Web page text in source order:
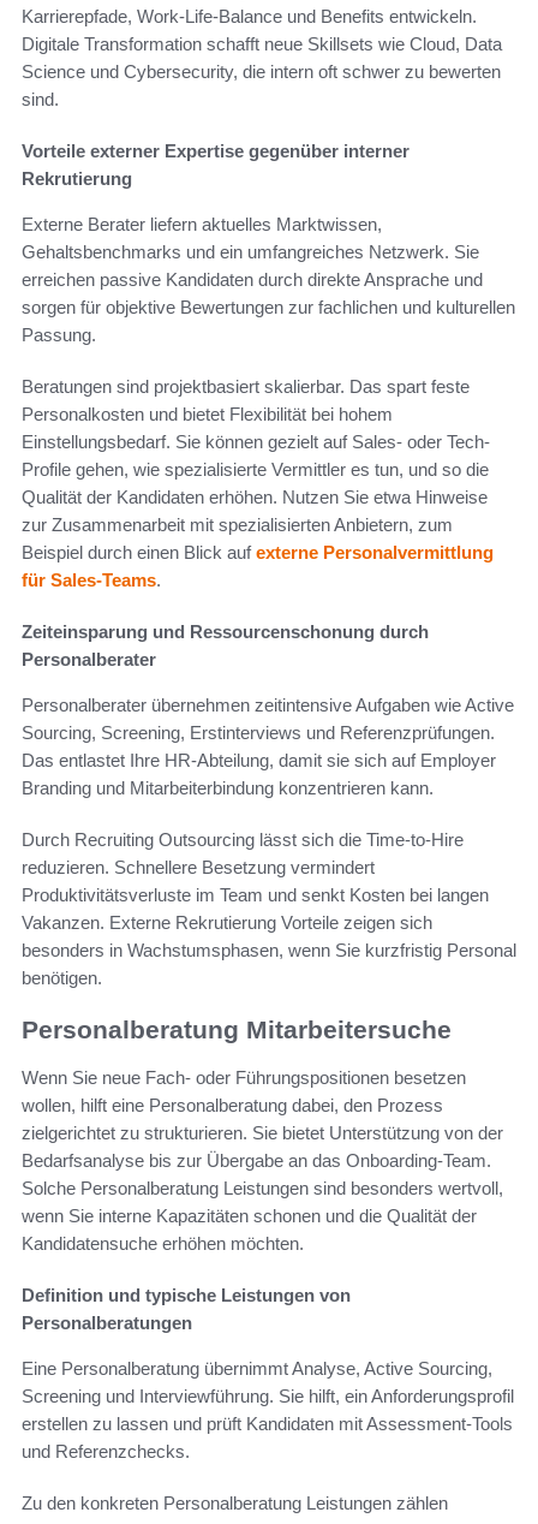
Karrierepfade, Work-Life-Balance und Benefits entwickeln.
Digitale Transformation schafft neue Skillsets wie Cloud, Data
Science und Cybersecurity, die intern oft schwer zu bewerten
sind.
Vorteile externer Expertise gegenüber interner
Rekrutierung
Externe Berater liefern aktuelles Marktwissen,
Gehaltsbenchmarks und ein umfangreiches Netzwerk. Sie
erreichen passive Kandidaten durch direkte Ansprache und
sorgen für objektive Bewertungen zur fachlichen und kulturellen
Passung.
Beratungen sind projektbasiert skalierbar. Das spart feste
Personalkosten und bietet Flexibilität bei hohem
Einstellungsbedarf. Sie können gezielt auf Sales- oder Tech-
Profile gehen, wie spezialisierte Vermittler es tun, und so die
Qualität der Kandidaten erhöhen. Nutzen Sie etwa Hinweise
zur Zusammenarbeit mit spezialisierten Anbietern, zum
Beispiel durch einen Blick aufexterne Personalvermittlung
für Sales-Teams.
Zeiteinsparung und Ressourcenschonung durch
Personalberater
Personalberater übernehmen zeitintensive Aufgaben wie Active
Sourcing, Screening, Erstinterviews und Referenzprüfungen.
Das entlastet Ihre HR-Abteilung, damit sie sich auf Employer
Branding und Mitarbeiterbindung konzentrieren kann.
Durch Recruiting Outsourcing lässt sich die Time-to-Hire
reduzieren. Schnellere Besetzung vermindert
Produktivitätsverluste im Team und senkt Kosten bei langen
Vakanzen. Externe Rekrutierung Vorteile zeigen sich
besonders in Wachstumsphasen, wenn Sie kurzfristig Personal
benötigen.
Personalberatung Mitarbeitersuche
Wenn Sie neue Fach- oder Führungspositionen besetzen
wollen, hilft eine Personalberatung dabei, den Prozess
zielgerichtet zu strukturieren. Sie bietet Unterstützung von der
Bedarfsanalyse bis zur Übergabe an das Onboarding-Team.
Solche Personalberatung Leistungen sind besonders wertvoll,
wenn Sie interne Kapazitäten schonen und die Qualität der
Kandidatensuche erhöhen möchten.
Definition und typische Leistungen von
Personalberatungen
Eine Personalberatung übernimmt Analyse, Active Sourcing,
Screening und Interviewführung. Sie hilft, ein Anforderungsprofil
erstellen zu lassen und prüft Kandidaten mit Assessment-Tools
und Referenzchecks.
Zu den konkreten Personalberatung Leistungen zählen